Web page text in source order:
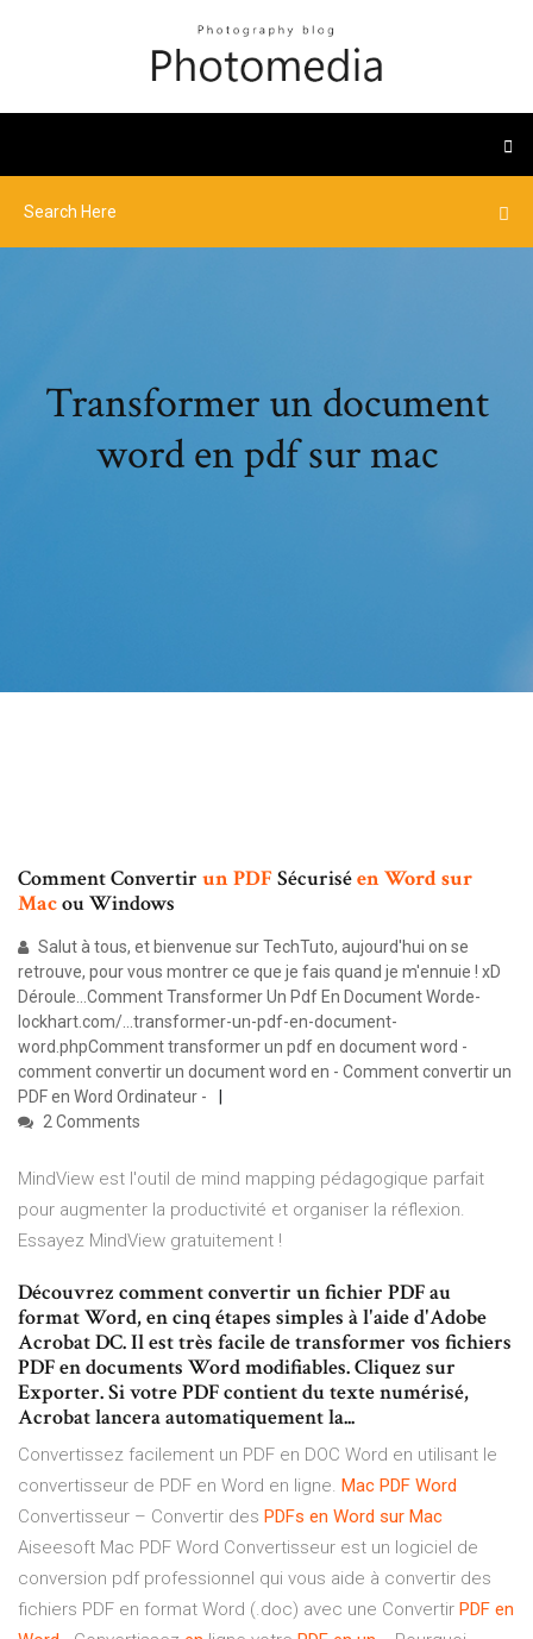
Transformer un document
word en pdf sur mac
Comment Convertir unPDFSécuriséenWordsur
Macou Windows
Salut à tous, et bienvenue sur TechTuto, aujourd'hui on se
retrouve, pour vous montrer ce que je fais quand je m'ennuie ! xD
Déroule…Comment Transformer Un Pdf En Document Worde-
lockhart.com/…transformer-un-pdf-en-document-
word.phpComment transformer un pdf en document word -
comment convertir un document word en - Comment convertir un
PDF en Word Ordinateur -
2 Comments
MindView est l'outil de mind mapping pédagogique parfait
pour augmenter la productivité et organiser la réflexion.
Essayez MindView gratuitement !
Découvrez comment convertir un fichier PDF au
format Word, en cinq étapes simples à l'aide d'Adobe
Acrobat DC. Il est très facile de transformer vos fichiers
PDF en documents Word modifiables. Cliquez sur
Exporter. Si votre PDF contient du texte numérisé,
Acrobat lancera automatiquement la...
Convertissez facilement un PDF en DOC Word en utilisant le
convertisseur de PDF en Word en ligne. Mac PDF Word
Convertisseur – Convertir des PDFs en Word sur Mac
Aiseesoft Mac PDF Word Convertisseur est un logiciel de
conversion pdf professionnel qui vous aide à convertir des
fichiers PDF en format Word (.doc) avec une Convertir PDF en